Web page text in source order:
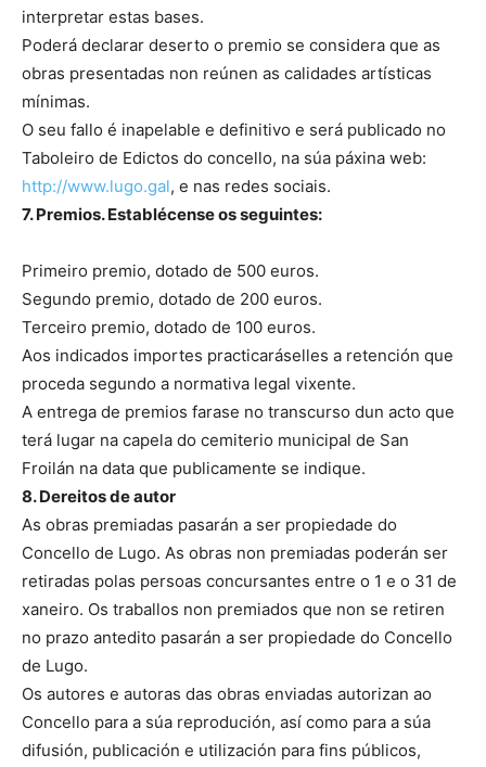
interpretar estas bases.
Poderá declarar deserto o premio se considera que as
obras presentadas non reúnen as calidades artísticas
mínimas.
O seu fallo é inapelable e definitivo e será publicado no
Taboleiro de Edictos do concello, na súa páxina web:
http://www.lugo.gal, e nas redes sociais.
7. Premios. Establécense os seguintes:
Primeiro premio, dotado de 500 euros.
Segundo premio, dotado de 200 euros.
Terceiro premio, dotado de 100 euros.
Aos indicados importes practicaráselles a retención que
proceda segundo a normativa legal vixente.
A entrega de premios farase no transcurso dun acto que
terá lugar na capela do cemiterio municipal de San
Froilán na data que publicamente se indique.
8. Dereitos de autor
As obras premiadas pasarán a ser propiedade do
Concello de Lugo. As obras non premiadas poderán ser
retiradas polas persoas concursantes entre o 1 e o 31 de
xaneiro. Os traballos non premiados que non se retiren
no prazo antedito pasarán a ser propiedade do Concello
de Lugo.
Os autores e autoras das obras enviadas autorizan ao
Concello para a súa reprodución, así como para a súa
difusión, publicación e utilización para fins públicos,